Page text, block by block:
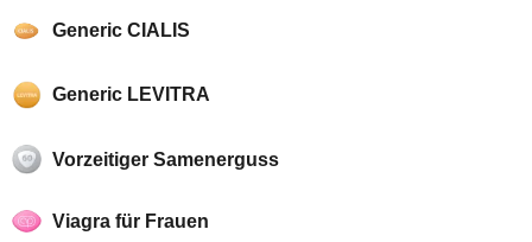
Generic CIALIS
Generic LEVITRA
Vorzeitiger Samenerguss
Viagra für Frauen